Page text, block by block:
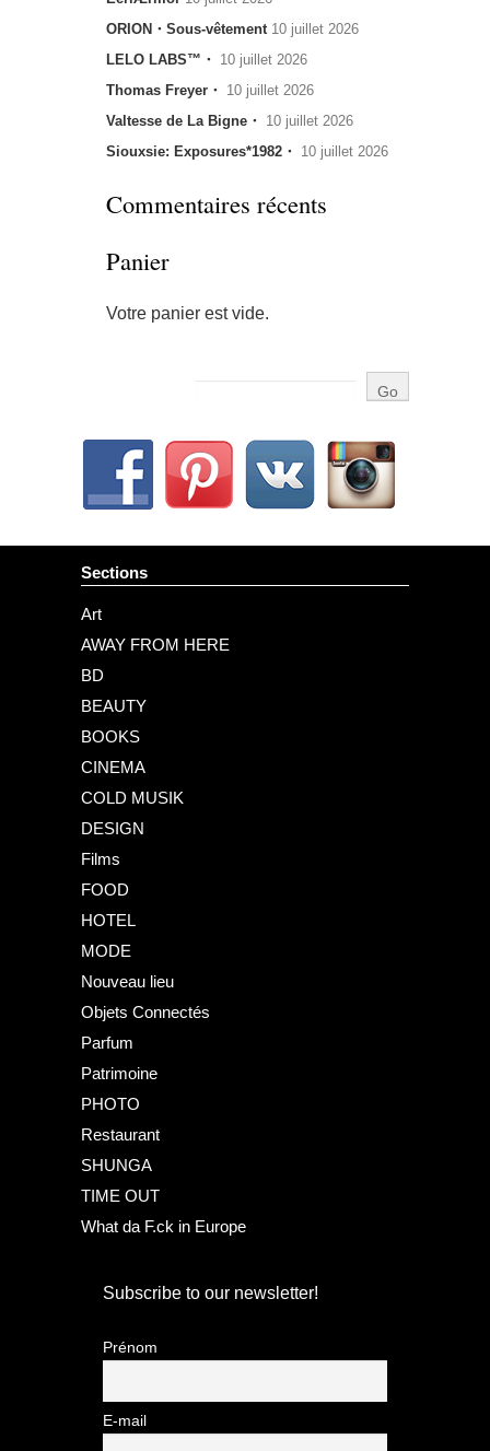
ORION・Sous-vêtement 10 juillet 2026
LELO LABS™・ 10 juillet 2026
Thomas Freyer・ 10 juillet 2026
Valtesse de La Bigne・ 10 juillet 2026
Siouxsie: Exposures*1982・ 10 juillet 2026
Commentaires récents
Panier
Votre panier est vide.
Sections
Art
AWAY FROM HERE
BD
BEAUTY
BOOKS
CINEMA
COLD MUSIK
DESIGN
Films
FOOD
HOTEL
MODE
Nouveau lieu
Objets Connectés
Parfum
Patrimoine
PHOTO
Restaurant
SHUNGA
TIME OUT
What da F.ck in Europe
Subscribe to our newsletter!
Prénom
E-mail